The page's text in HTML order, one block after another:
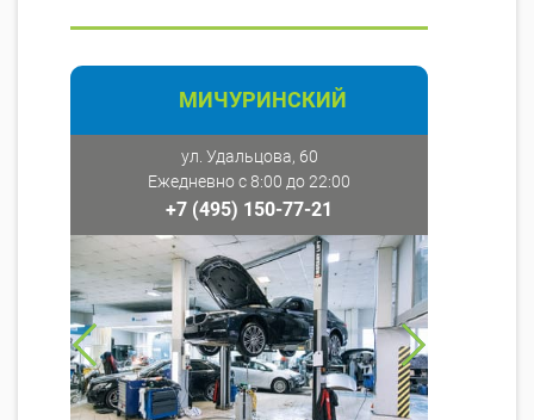
МИЧУРИНСКИЙ
ул. Удальцова, 60
Ежедневно с 8:00 до 22:00
+7 (495) 150-77-21